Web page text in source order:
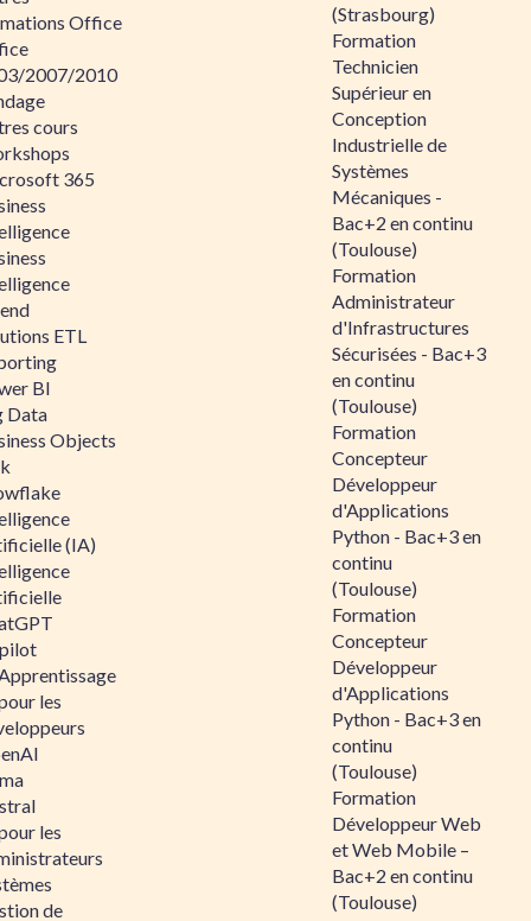
Office
2007/2010
cours
365
ETL
BI
Data
Objects
(IA)
les
les
de
(Strasbourg)
Formation
Technicien
Supérieur en
Conception
Industrielle de
Systèmes
Mécaniques -
Bac+2 en continu
(Toulouse)
Formation
Administrateur
d'Infrastructures
Sécurisées - Bac+3
en continu
(Toulouse)
Formation
Concepteur
Développeur
d'Applications
Python - Bac+3 en
continu
(Toulouse)
Formation
Concepteur
Développeur
d'Applications
Python - Bac+3 en
continu
(Toulouse)
Formation
Développeur Web
et Web Mobile –
Bac+2 en continu
(Toulouse)